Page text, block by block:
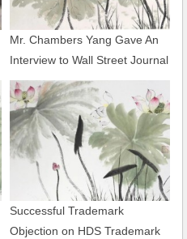
Mr. Chambers Yang Gave An
Interview to Wall Street Journal
on Copyright Infringement of
Tomato Garden
Successful Trademark
Objection on HDS Trademark